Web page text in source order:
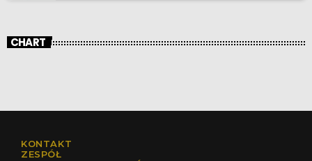
CHART
KONTAKT
ZESPÓŁ